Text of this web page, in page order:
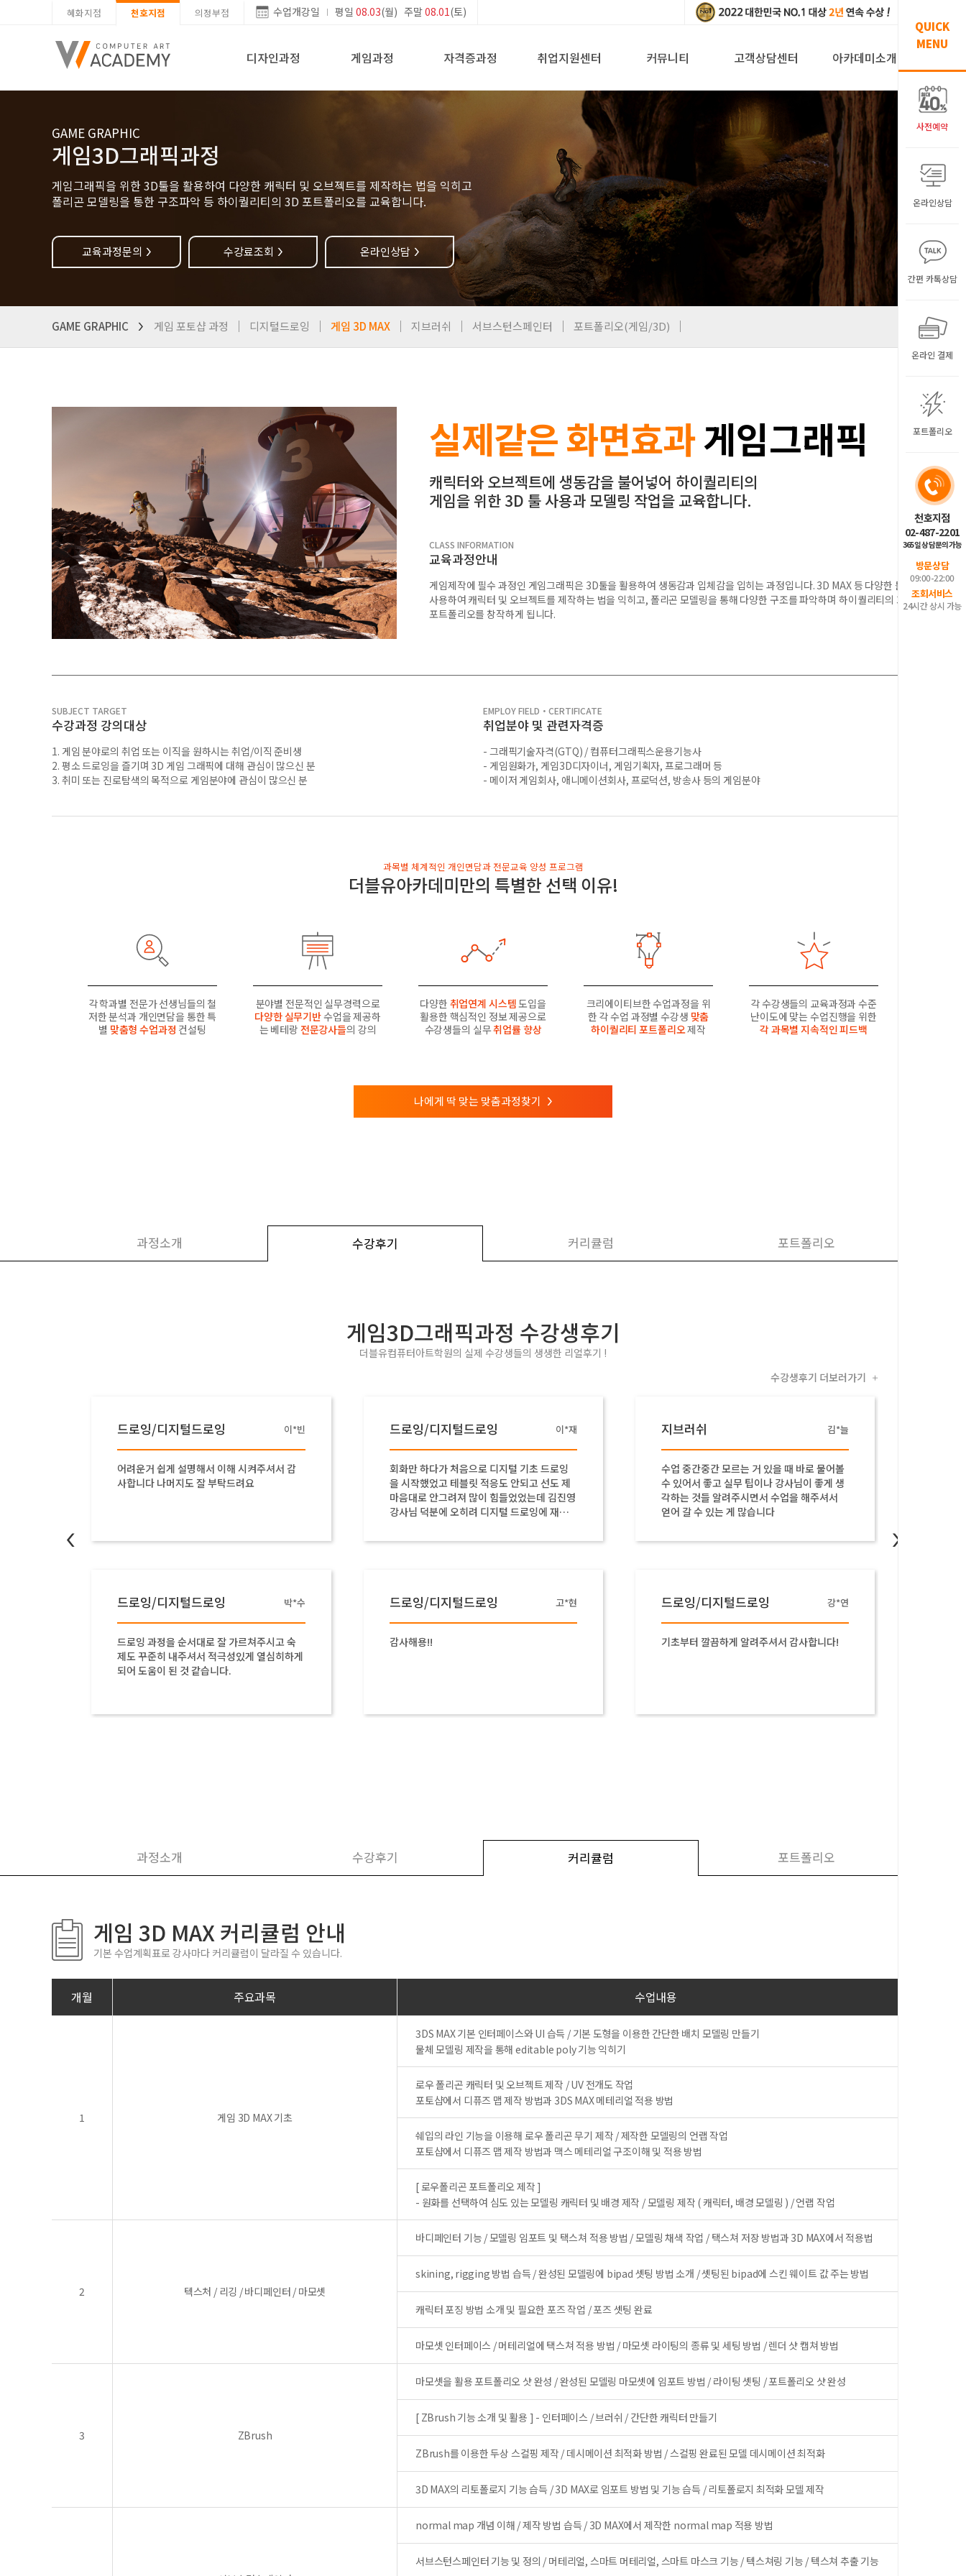
혜화지점 천호지점 의정부점 수업개강일 평일 08.03(월) 주말08.01(토)
디자인과정 게임과정 자격증과정 취업지원센터 커뮤니티 고객상담센터 아카데미소개
QUICK
MENU
사전예약
온라인상담
간편 카톡상담
온라인 결제
포트폴리오
천호지점
02-487-2201
365일 상담문의가능
방문상담
09:00-22:00
조회서비스
24시간 상시 가능
GAME GRAPHIC
게임3D그래픽과정
게임그래픽을 위한 3D툴을 활용하여 다양한 캐릭터 및 오브젝트를 제작하는 법을 익히고
폴리곤 모델링을 통한 구조파악 등 하이퀄리티의 3D 포트폴리오를 교육합니다.
교육과정문의 > 수강료조회 > 온라인상담 >
GAME GRAPHIC > 게임 포토샵 과정 디지털드로잉 게임 3D MAX 지브러쉬 서브스턴스페인터 포트폴리오(게임/3D)
실제같은 화면효과게임그래픽
캐릭터와 오브젝트에 생동감을 불어넣어 하이퀄리티의
게임을 위한 3D 툴 사용과 모델링 작업을 교육합니다.
CLASS INFORMATION
교육과정안내
게임제작에 필수 과정인 게임그래픽은 3D툴을 활용하여 생동감과 입체감을 입히는 과정입니다. 3D MAX 등 다양한 툴을
사용하여 캐릭터 및 오브젝트를 제작하는 법을 익히고, 폴리곤 모델링을 통해 다양한 구조를 파악하며 하이퀄리티의 3D
포트폴리오를 창작하게 됩니다.
SUBJECT TARGET
수강과정 강의대상
1. 게임 분야로의 취업 또는 이직을 원하시는 취업/이직 준비생
2. 평소 드로잉을 즐기며 3D 게임 그래픽에 대해 관심이 많으신 분
3. 취미 또는 진로탐색의 목적으로 게임분야에 관심이 많으신 분
EMPLOY FIELD・CERTIFICATE
취업분야 및 관련자격증
- 그래픽기술자격(GTQ) / 컴퓨터그래픽스운용기능사
- 게임원화가, 게임3D디자이너, 게임기획자, 프로그래머 등
- 메이저 게임회사, 애니메이션회사, 프로덕션, 방송사 등의 게임분야
과목별 체계적인 개인면담과 전문교육 양성 프로그램
더블유아카데미만의 특별한 선택 이유!
각 학과별 전문가 선생님들의 철
저한 분석과 개인면담을 통한 특
별 맞춤형 수업과정 컨설팅
분야별 전문적인 실무경력으로
다양한 실무기반수업을 제공하
는 베테랑 전문강사들의 강의
다양한 취업연계 시스템도입을
활용한 핵심적인 정보 제공으로
수강생들의 실무취업률 향상
크리에이티브한 수업과정을 위
한 각 수업 과정별 수강생 맞춤
하이퀄리티 포트폴리오제작
각 수강생들의 교육과정과 수준
난이도에 맞는 수업진행을 위한
각 과목별 지속적인 피드백
나에게 딱 맞는 맞춤과정찾기 >
과정소개 수강후기 커리큘럼 포트폴리오
게임3D그래픽과정 수강생후기
더블유컴퓨터아트학원의 실제 수강생들의 생생한 리얼후기 !
수강생후기 더보러가기
+
드로잉/디지털드로잉 이*빈
어려운거 쉽게 설명해서 이해 시켜주셔서 감
사합니다 나머지도 잘 부탁드려요
드로잉/디지털드로잉 박*수
드로잉 과정을 순서대로 잘 가르쳐주시고 숙
제도 꾸준히 내주셔서 적극성있게 열심히하게
되어 도움이 된 것 같습니다.
드로잉/디지털드로잉 이*재
회화만 하다가 처음으로 디지털 기초 드로잉
을 시작했었고 테블릿 적응도 안되고 선도 제
마음대로 안그려져 많이 힘들었었는데 김진영
강사님 덕분에 오히려 디지털 드로잉에 재미
층 더 업그레이드가 된 것 같습니다.
드로잉/디지털드로잉 고*현
감사해용!!
지브러쉬 김*늘
수업 중간중간 모르는 거 있을 때 바로 물어볼
수 있어서 좋고 실무 팁이나 강사님이 좋게 생
각하는 것들 알려주시면서 수업을 해주셔서
얻어 갈 수 있는 게 많습니다
드로잉/디지털드로잉 강*연
기초부터 깔끔하게 알려주셔서 감사합니다!
< >
과정소개 수강후기 커리큘럼 포트폴리오
게임 3D MAX 커리큘럼 안내
기본 수업계획표로 강사마다 커리큘럼이 달라질 수 있습니다.
개월 주요과목 수업내용
1 게임 3D MAX 기초
3DS MAX 기본 인터페이스와 UI 습득 / 기본 도형을 이용한 간단한 배치 모델링 만들기
물체 모델링 제작을 통해 editable poly 기능 익히기
로우 폴리곤 캐릭터 및 오브젝트 제작 / UV 전개도 작업
포토샵에서 디퓨즈 맵 제작 방법과 3DS MAX 메테리얼 적용 방법
쉐입의 라인 기능을 이용해 로우 폴리곤 무기 제작 / 제작한 모델링의 언랩 작업
포토샵에서 디퓨즈 맵 제작 방법과 맥스 메테리얼 구조이해 및 적용 방법
[ 로우폴리곤 포트폴리오 제작 ]
- 원화를 선택하여 심도 있는 모델링 캐릭터 및 배경 제작 / 모델링 제작 ( 캐릭터, 배경 모델링 ) / 언랩 작업
2 텍스처 / 리깅 / 바디페인터 / 마모셋
바디페인터 기능 / 모델링 임포트 및 택스쳐 적용 방법 / 모델링 채색 작업 / 택스쳐 저장 방법과 3D MAX에서 적용법
skining, rigging 방법 습득 / 완성된 모델링에 bipad 셋팅 방법 소개 / 셋팅된 bipad에 스킨 웨이트 값 주는 방법
캐릭터 포징 방법 소개 및 필요한 포즈 작업 / 포즈 셋팅 완료
마모셋 인터페이스 / 머테리얼에 택스쳐 적용 방법 / 마모셋 라이팅의 종류 및 세팅 방법 / 렌더 샷 캡쳐 방법
3 ZBrush
마모셋을 활용 포트폴리오 샷 완성 / 완성된 모델링 마모셋에 임포트 방법 / 라이팅 셋팅 / 포트폴리오 샷 완성
[ ZBrush 기능 소개 및 활용 ] - 인터페이스 / 브러쉬 / 간단한 캐릭터 만들기
ZBrush를 이용한 두상 스컬핑 제작 / 데시메이션 최적화 방법 / 스컬핑 완료된 모델 데시메이션 최적화
3D MAX의 리토폴로지 기능 습득 / 3D MAX로 임포트 방법 및 기능 습득 / 리토폴로지 최적화 모델 제작
normal map 개념 이해 / 제작 방법 습득 / 3D MAX에서 제작한 normal map 적용 방법
서브스턴스페인터 기능 및 정의 / 머테리얼, 스마트 머테리얼, 스마트 마스크 기능 / 텍스쳐링 기능 / 텍스쳐 추출 기능